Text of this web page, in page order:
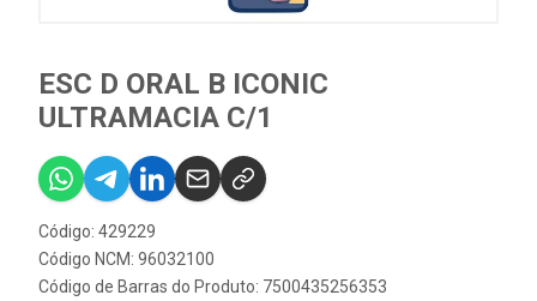
ESC D ORAL B ICONIC
ULTRAMACIA C/1
Código: 429229
Código NCM: 96032100
Código de Barras do Produto: 7500435256353